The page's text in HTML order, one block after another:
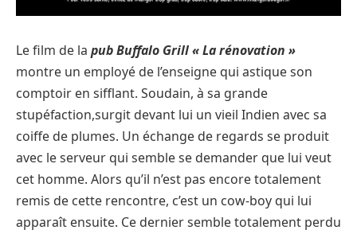
Le film de la pub Buffalo Grill « La rénovation »
montre un employé de l’enseigne qui astique son
comptoir en sifflant. Soudain, à sa grande
stupéfaction,surgit devant lui un vieil Indien avec sa
coiffe de plumes. Un échange de regards se produit
avec le serveur qui semble se demander que lui veut
cet homme. Alors qu’il n’est pas encore totalement
remis de cette rencontre, c’est un cow-boy qui lui
apparaît ensuite. Ce dernier semble totalement perdu